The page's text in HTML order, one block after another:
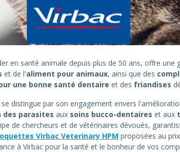
en santé animale depuis plus de 50 ans, offre
et de l'aliment pour animaux, ainsi que des
une bonne santé dentaire et des friandises
distingue par son engagement envers
des parasites aux soins bucco-dentaires et aux
de chercheurs et de vétérinaires dévoués,
Virbac Veterinary HPM proposées au
à Virbac pour la santé et le bonheur de vos